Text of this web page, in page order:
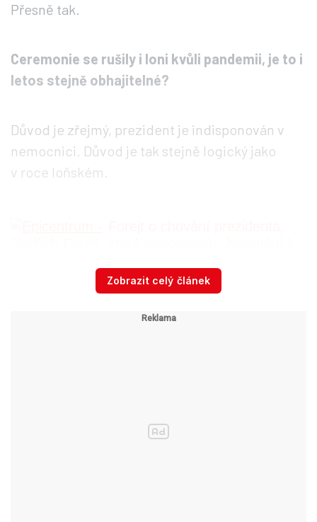
Přesně tak.
Ceremonie se rušily i loni kvůli pandemii, je to i
letos stejně obhajitelné?
Důvod je zřejmý, prezident je indisponován v
nemocnici. Důvod je tak stejně logický jako
v roce loňském.
TGM a Bílého lva jsou 28. října a 1. ledna. Takže i
kdyby to bylo předáno v 5. listopadu, v prosinci
Zobrazit celý článek